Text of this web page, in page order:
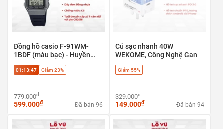
Quạt Đeo Cổ Mini WEKOME
WT-F26 Pin 1600mAh - Quạt
Gió Chạy Êm Vỏ Nhựa ABS
Hợp Kim Nhôm Đi Học Đi
Đồng hồ casio F-91WM-
1BDF (màu bạc) - Huyền
Retro
01:13:46 Giảm 23%
779.000₫
599.000₫ Đã bán 96
Củ sạc nhanh 40W
WEKOME, Công Nghệ Gan
Giảm 55%
329.000₫
149.000₫ Đã bán 94